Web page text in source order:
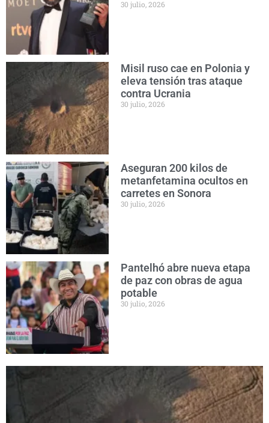
30 julio, 2026
Misil ruso cae en Polonia y
eleva tensión tras ataque
contra Ucrania
30 julio, 2026
Aseguran 200 kilos de
metanfetamina ocultos en
carretes en Sonora
30 julio, 2026
Pantelhó abre nueva etapa
de paz con obras de agua
potable
30 julio, 2026